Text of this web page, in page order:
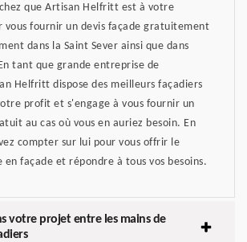
que Artisan Helfritt est à votre
vous fournir un devis façade gratuitement
dans la Saint Sever ainsi que dans
tant que grande entreprise de
Helfritt dispose des meilleurs façadiers
profit et s'engage à vous fournir un
au cas où vous en auriez besoin. En
compter sur lui pour vous offrir le
en façade et répondre à tous vos besoins.
votre projet entre les mains de